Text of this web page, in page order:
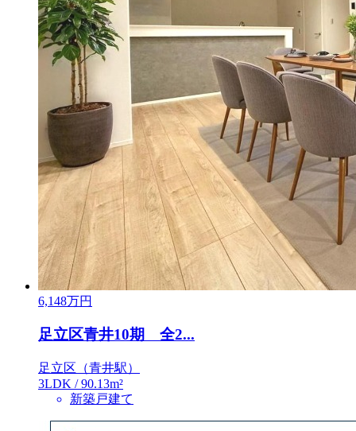
6,148万円
足立区青井10期 全2...
足立区（青井駅）
3LDK / 90.13m²
新築戸建て